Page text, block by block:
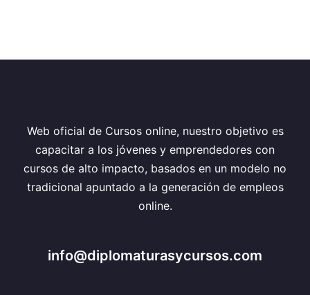
Web oficial de Cursos online, nuestro objetivo es
capacitar a los jóvenes y emprendedores con
cursos de alto impacto, basados en un modelo no
tradicional apuntado a la generación de empleos
online.
info@diplomaturasycursos.com